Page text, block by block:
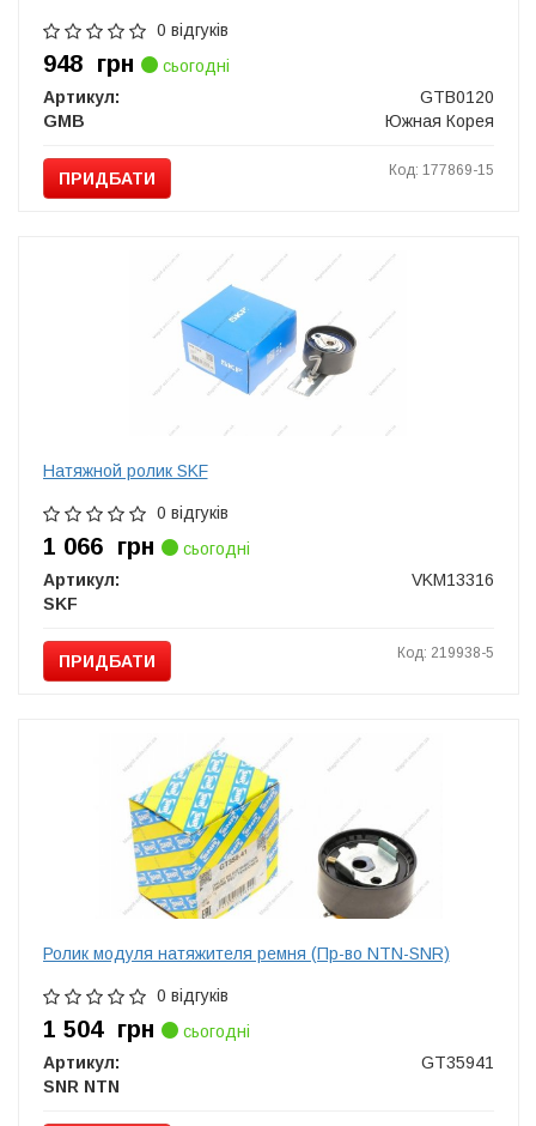
0 відгуків
948 грн
сьогодні
Артикул:
GTB0120
GMB
Южная Корея
ПРИДБАТИ Код: 177869-15
Натяжной ролик SKF
0 відгуків
1 066 грн
сьогодні
Артикул:
VKM13316
SKF
ПРИДБАТИ Код: 219938-5
Ролик модуля натяжителя ремня (Пр-во NTN-SNR)
0 відгуків
1 504 грн
сьогодні
Артикул:
GT35941
SNR NTN